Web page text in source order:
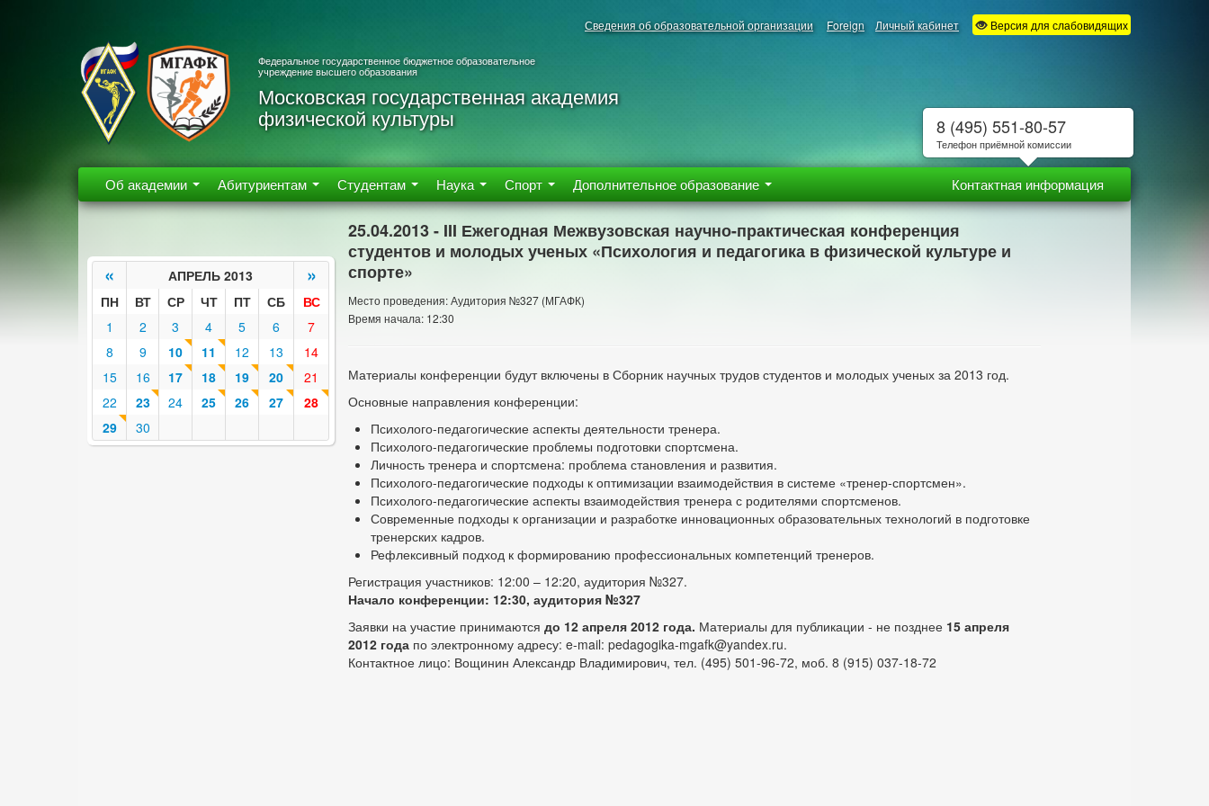
Сведения об образовательной организации Foreign Личный кабинет Версия для слабовидящих
Федеральное государственное бюджетное образовательное
учреждение высшего образования
Московская государственная академия
физической культуры
Об академии Абитуриентам Студентам Наука Спорт Дополнительное образование Контактная информация
« АПРЕЛЬ 2013 »
ПН ВТ СР ЧТ ПТ СБ
ВС
1
2 3 4 5 6
7
8
9 10 11 12 13
14
15
16 17 18 19 20
21
22
23 24 25 26 27
28
29
30
25.04.2013 - III Ежегодная Межвузовская научно-практическая конференция
студентов и молодых ученых «Психология и педагогика в физической культуре и
спорте»
Место проведения: Аудитория №327 (МГАФК)
Время начала: 12:30
Материалы конференции будут включены в Сборник научных трудов студентов и молодых ученых за 2013 год.
Основные направления конференции:
Психолого-педагогические аспекты деятельности тренера.
Психолого-педагогические проблемы подготовки спортсмена.
Личность тренера и спортсмена: проблема становления и развития.
Психолого-педагогические подходы к оптимизации взаимодействия в системе «тренер-спортсмен».
Психолого-педагогические аспекты взаимодействия тренера с родителями спортсменов.
Современные подходы к организации и разработке инновационных образовательных технологий в подготовке
тренерских кадров.
Рефлексивный подход к формированию профессиональных компетенций тренеров.
Регистрация участников: 12:00 – 12:20, аудитория №327.
Начало конференции: 12:30, аудитория №327
Заявки на участие принимаются до 12 апреля 2012 года. Материалы для публикации - не позднее 15 апреля
2012 года по электронному адресу: e-mail: pedagogika-mgafk@yandex.ru.
Контактное лицо: Вощинин Александр Владимирович, тел. (495) 501-96-72, моб. 8 (915) 037-18-72
8 (495) 551-80-57
Телефон приёмной комиссии